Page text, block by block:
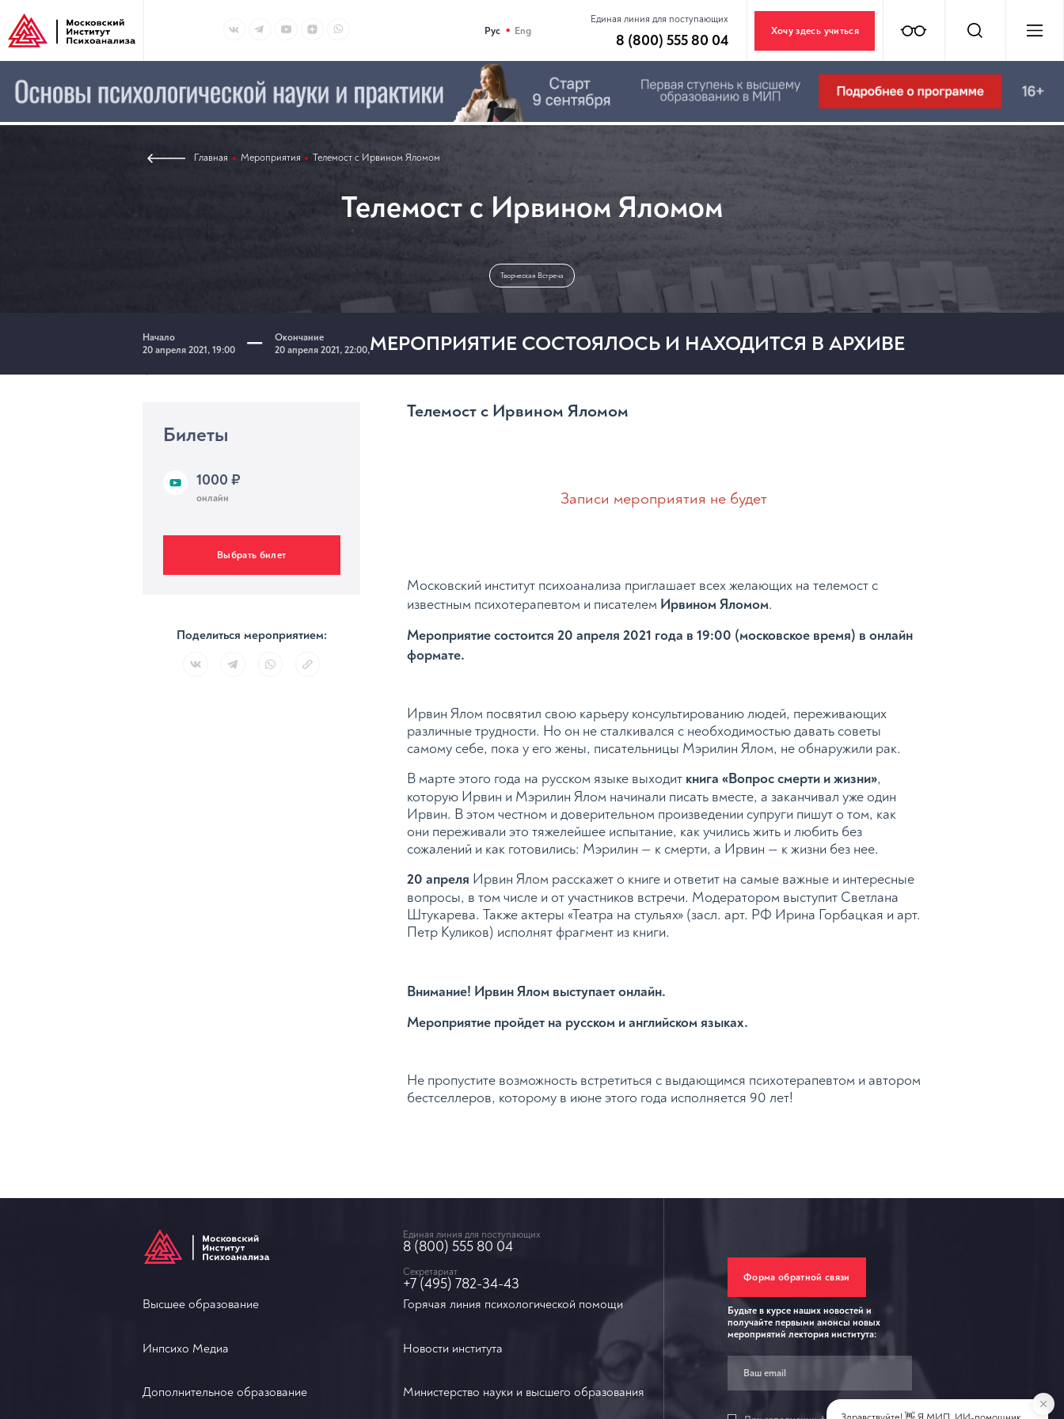
Рус • Eng
Единая линия для поступающих
8 (800) 555 80 04
Хочу здесь учиться
Главная Мероприятия Телемост с Ирвином Яломом
Телемост с Ирвином Яломом
Творческая Встреча
Начало
20 апреля 2021, 19:00
–
Окончание
20 апреля 2021, 22:00,МЕРОПРИЯТИЕ СОСТОЯЛОСЬ И НАХОДИТСЯ В АРХИВЕ
Билеты
1000 ₽
онлайн
Выбрать билет
Поделиться мероприятием:
Телемост с Ирвином Яломом
Записи мероприятия не будет
Московский институт психоанализа приглашает всех желающих на телемост с
известным психотерапевтом и писателем Ирвином Яломом.
Мероприятие состоится 20 апреля 2021 года в 19:00 (московское время) в онлайн
формате.
Ирвин Ялом посвятил свою карьеру консультированию людей, переживающих
различные трудности. Но он не сталкивался с необходимостью давать советы
самому себе, пока у его жены, писательницы Мэрилин Ялом, не обнаружили рак.
В марте этого года на русском языке выходит книга «Вопрос смерти и жизни»,
которую Ирвин и Мэрилин Ялом начинали писать вместе, а заканчивал уже один
Ирвин. В этом честном и доверительном произведении супруги пишут о том, как
они переживали это тяжелейшее испытание, как учились жить и любить без
сожалений и как готовились: Мэрилин — к смерти, а Ирвин — к жизни без нее.
20 апреля Ирвин Ялом расскажет о книге и ответит на самые важные и интересные
вопросы, в том числе и от участников встречи. Модератором выступит Светлана
Штукарева. Также актеры «Театра на стульях» (засл. арт. РФ Ирина Горбацкая и арт.
Петр Куликов) исполнят фрагмент из книги.
Внимание! Ирвин Ялом выступает онлайн.
Мероприятие пройдет на русском и английском языках.
Не пропустите возможность встретиться с выдающимся психотерапевтом и автором
бестселлеров, которому в июне этого года исполняется 90 лет!
Единая линия для поступающих
8 (800) 555 80 04
Секретариат
+7 (495) 782-34-43
Высшее образование
Инпсихо Медиа
Дополнительное образование
Горячая линия психологической помощи
Новости института
Министерство науки и высшего образования
Форма обратной связи
Будьте в курсе наших новостей и
получайте первыми анонсы новых
мероприятий лектория института: